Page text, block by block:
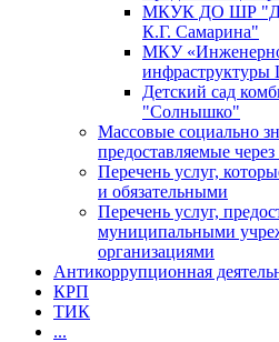
МКУК ДО ШР
К.Г. Самарина"
МКУ
инфраструктуры
Детский сад
"Солнышко"
Массовые социально
предоставляемые через
Перечень услуг,
и обязательными
Перечень услуг,
муниципальными
организациями
Антикоррупционная
КРП
ТИК
...